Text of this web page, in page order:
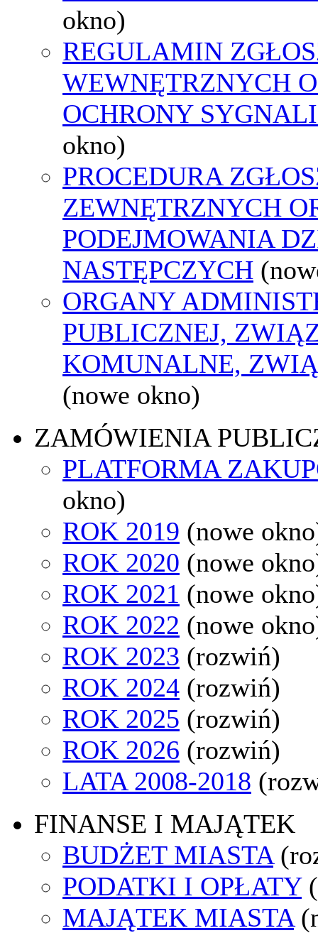
okno)
REGULAMIN
WEWNĘTRZNYCH
OCHRONY
okno)
PROCEDURA
ZEWNĘTRZNYCH
PODEJMOWANIA
NASTĘPCZYCH
ORGANY
PUBLICZNEJ,
KOMUNALNE,
(nowe okno)
ZAMÓWIENIA
PLATFORMA
okno)
ROK 2019 (nowe
ROK 2020 (nowe
ROK 2021 (nowe
ROK 2022 (nowe
ROK 2023 (rozwiń)
ROK 2024 (rozwiń)
ROK 2025 (rozwiń)
ROK 2026 (rozwiń)
LATA 2008-2018
FINANSE I MAJĄTEK
BUDŻET MIASTA
PODATKI I OPŁATY
MAJĄTEK MIASTA